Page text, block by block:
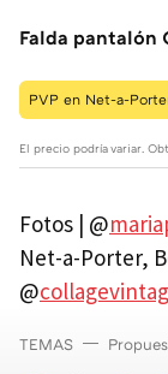
Falda pantalón
PVP en Net-a-
El precio podría variar.
Fotos | @
Net-a-Porter,
@
TEMAS